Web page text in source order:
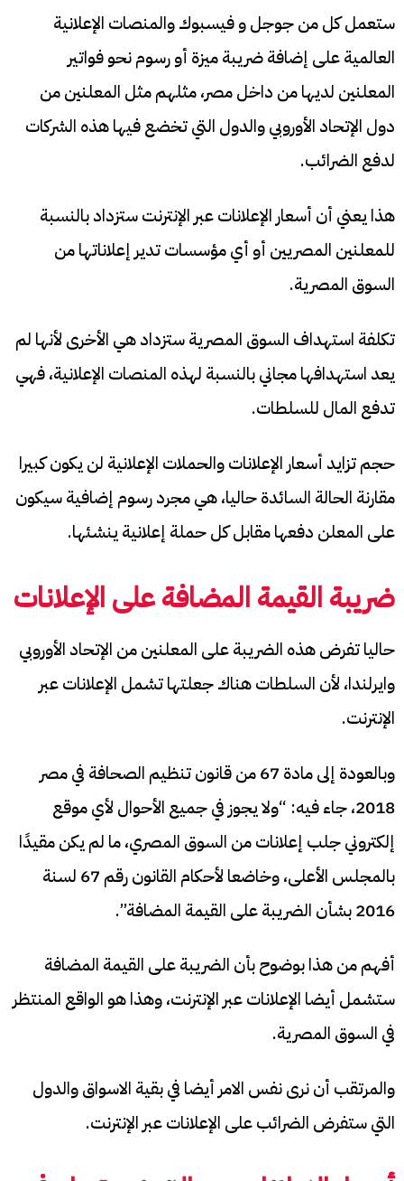
ستعمل كل من جوجل و فيسبوك والمنصات الإعلانية
العالمية على إضافة ضريبة ميزة أو رسوم نحو فواتير
المعلنين لديها من داخل مصر، مثلهم مثل المعلنين من
دول الإتحاد الأوروبي والدول التي تخضع فيها هذه الشركات
لدفع الضرائب.
هذا يعني أن أسعار الإعلانات عبر الإنترنت ستزداد بالنسبة
للمعلنين المصريين أو أي مؤسسات تدير إعلاناتها من
السوق المصرية.
تكلفة استهداف السوق المصرية ستزداد هي الأخرى لأنها لم
يعد استهدافها مجاني بالنسبة لهذه المنصات الإعلانية، فهي
تدفع المال للسلطات.
حجم تزايد أسعار الإعلانات والحملات الإعلانية لن يكون كبيرا
مقارنة الحالة السائدة حاليا، هي مجرد رسوم إضافية سيكون
على المعلن دفعها مقابل كل حملة إعلانية ينشئها.
ضريبة القيمة المضافة على الإعلانات
حاليا تفرض هذه الضريبة على المعلنين من الإتحاد الأوروبي
وايرلندا، لأن السلطات هناك جعلتها تشمل الإعلانات عبر
الإنترنت.
وبالعودة إلى مادة 67 من قانون تنظيم الصحافة في مصر
2018، جاء فيه: “ولا يجوز في جميع الأحوال لأي موقع
إلكتروني جلب إعلانات من السوق المصري، ما لم يكن مقيدًا
بالمجلس الأعلى، وخاضعا لأحكام القانون رقم 67 لسنة
2016 بشأن الضريبة على القيمة المضافة”.
أفهم من هذا بوضوح بأن الضريبة على القيمة المضافة
ستشمل أيضا الإعلانات عبر الإنترنت، وهذا هو الواقع المنتظر
في السوق المصرية.
والمرتقب أن نرى نفس الامر أيضا في بقية الاسواق والدول
التي ستفرض الضرائب على الإعلانات عبر الإنترنت.